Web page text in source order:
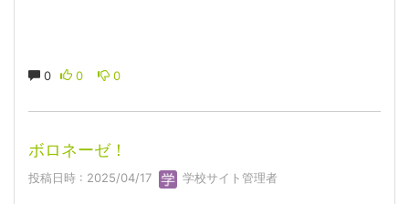
0 0 0
ボロネーゼ！
投稿日時 : 2025/04/17 学校サイト管理者